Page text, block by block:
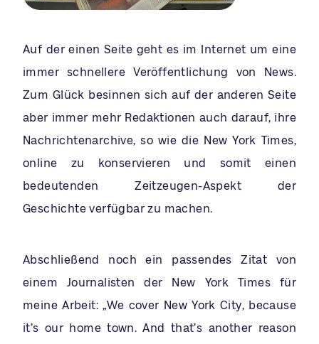
Auf der einen Seite geht es im Internet um eine
immer schnellere Veröffentlichung von News.
Zum Glück besinnen sich auf der anderen Seite
aber immer mehr Redaktionen auch darauf, ihre
Nachrichtenarchive, so wie die New York Times,
online zu konservieren und somit einen
bedeutenden Zeitzeugen-Aspekt der
Geschichte verfügbar zu machen.
Abschließend noch ein passendes Zitat von
einem Journalisten der New York Times für
meine Arbeit: „We cover New York City, because
it’s our home town. And that’s another reason